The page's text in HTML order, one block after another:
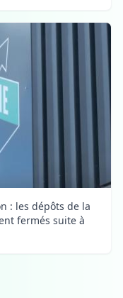
: les dépôts de la
fermés suite à